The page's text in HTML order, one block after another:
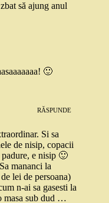
să ajung anul
🙂
RĂSPUNDE
Si sa
de nisip, copacii
e nisip 🙂
mananci la
lei de persoana)
n-ai sa gasesti la
masa sub dud …